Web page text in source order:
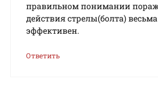
правильном понимании
действия стрелы(болта) весьма
эффективен.
Ответить